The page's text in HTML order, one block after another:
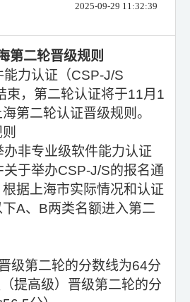
2025-09-29 11:32:39
第二轮晋级规则
能力认证（CSP-J/S
束，第二轮认证将于11月1
第二轮认证晋级规则。
非专业级软件能力认证
于举办CSP-J/S的报名通
据上海市实际情况和认证
A、B两类名额进入第二
级第二轮的分数线为64分
提高级）晋级第二轮的分